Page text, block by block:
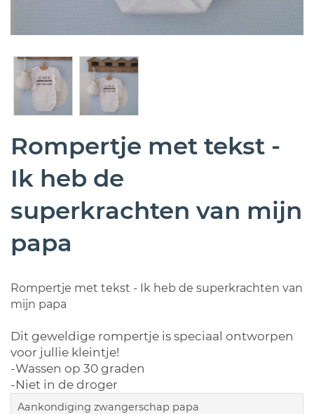
Rompertje met tekst -
Ik heb de
superkrachten van mijn
papa
Rompertje met tekst - Ik heb de superkrachten van
mijn papa
Dit geweldige rompertje is speciaal ontworpen
voor jullie kleintje!
-Wassen op 30 graden
-Niet in de droger
Aankondiging zwangerschap papa